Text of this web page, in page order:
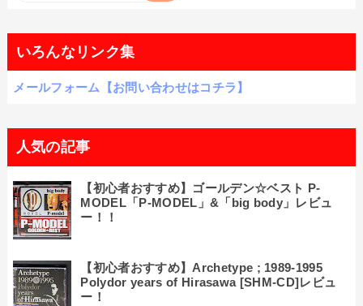
いろんなリンク集
メールフォーム【お問い合わせはコチラ】
人気の記事
【初心者おすすめ】ゴールデン☆ベスト P-
MODEL「P-MODEL」&「big body」レビュ
ー！！
【初心者おすすめ】Archetype ; 1989-1995
Polydor years of Hirasawa [SHM-CD]レビュ
ー！